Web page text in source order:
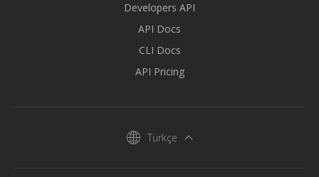
Developers API
API Docs
CLI Docs
API Pricing
Türkçe